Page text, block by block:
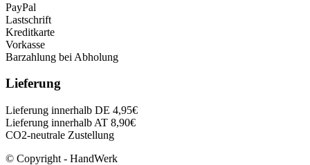
PayPal
Lastschrift
Kreditkarte
Vorkasse
Barzahlung bei Abholung
Lieferung
Lieferung innerhalb DE 4,95€
Lieferung innerhalb AT 8,90€
CO2-neutrale Zustellung
© Copyright - HandWerk